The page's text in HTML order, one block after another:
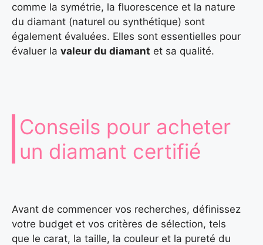
comme la symétrie, la fluorescence et la nature
du diamant (naturel ou synthétique) sont
également évaluées. Elles sont essentielles pour
évaluer la valeur du diamant et sa qualité.
Conseils pour acheter
un diamant certifié
Avant de commencer vos recherches, définissez
votre budget et vos critères de sélection, tels
que le carat, la taille, la couleur et la pureté du